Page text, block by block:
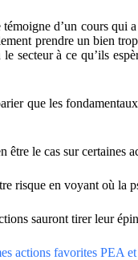
d’un cours qui
prendre un bien
secteur à ce qu’ils
que les
être le cas sur certaines
risque en voyant où la
sauront tirer leur
actions favorites PEA